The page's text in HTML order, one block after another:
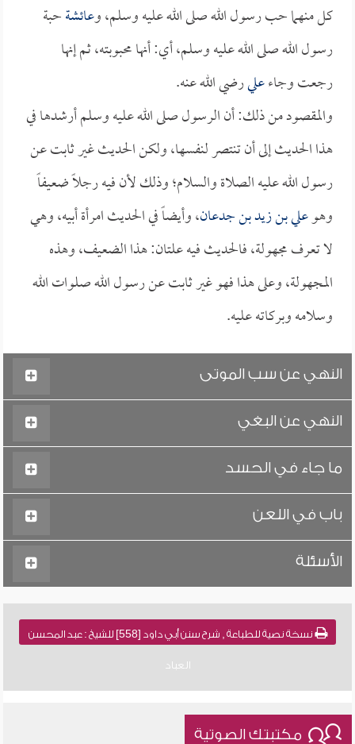
كل منهما حب رسول الله صلى الله عليه وسلم، وعائشةحبة
رسول الله صلى الله عليه وسلم، أي: أنها محبوبته، ثم إنها
رجعت وجاءعليرضي الله عنه.
والمقصود من ذلك: أن الرسول صلى الله عليه وسلم أرشدها في
هذا الحديث إلى أن تنتصر لنفسها، ولكن الحديث غير ثابت عن
رسول الله عليه الصلاة والسلام؛ وذلك لأن فيه رجلاً ضعيفاً
وهوعلي بن زيد بن جدعان، وأيضاً في الحديث امرأة أبيه، وهي
لا تعرف مجهولة، فالحديث فيه علتان: هذا الضعيف، وهذه
المجهولة، وعلى هذا فهو غير ثابت عن رسول الله صلوات الله
وسلامه وبركاته عليه.
النهي عن سب الموتى
النهي عن البغي
ما جاء في الحسد
باب في اللعن
الأسئلة
نسخة نصية للطباعة , شرح سنن أبي داود [558] للشيخ : عبد المحسن
العباد
مكتبتك الصوتية